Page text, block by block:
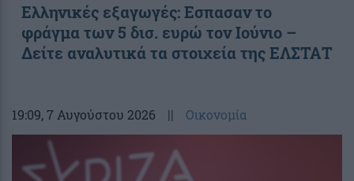
Ελληνικές εξαγωγές: Εσπασαν το
φράγμα των 5 δισ. ευρώ τον Ιούνιο –
Δείτε αναλυτικά τα στοιχεία της ΕΛΣΤΑΤ
19:09, 7 Αυγούστου 2026 || Οικονομία